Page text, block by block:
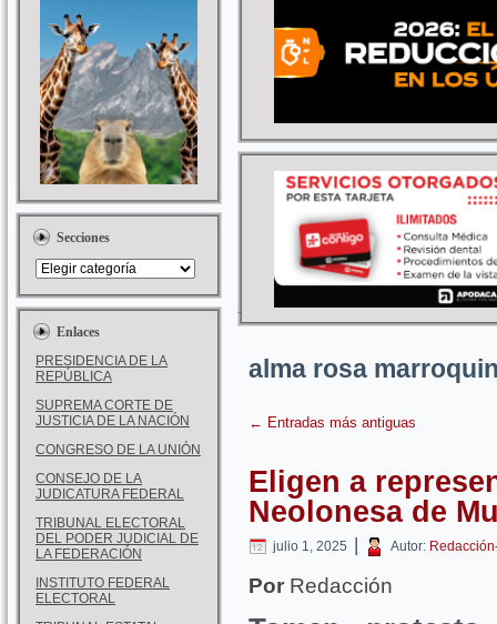
Secciones
Enlaces
PRESIDENCIA DE LA
REPÚBLICA
SUPREMA CORTE DE
JUSTICIA DE LA NACIÓN
CONGRESO DE LA UNIÓN
CONSEJO DE LA
JUDICATURA FEDERAL
TRIBUNAL ELECTORAL
DEL PODER JUDICIAL DE
LA FEDERACIÓN
INSTITUTO FEDERAL
ELECTORAL
alma rosa
← Entradas más antiguas
Eligen a
Neolonesa de
julio 1, 2025 | Autor:
Por Redacción